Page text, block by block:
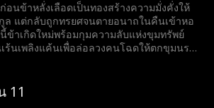
อนข้าหลั่งเลือดเป็นทองสร้างความมั่งคั่งให้
ล แต่กลับถูกทรยศจนตายอนาถในคืนเข้าหอ
ข้าเกิดใหม่พร้อมกุมความลับแห่งขุมทรัพย์
ร้นเพลิงแค้นเพื่อล่อลวงคนโฉดให้ตกขุมนรก
ทรมานที่ข้าเคยได้รับ พวกมันต้องชดใช้คืนให้
11